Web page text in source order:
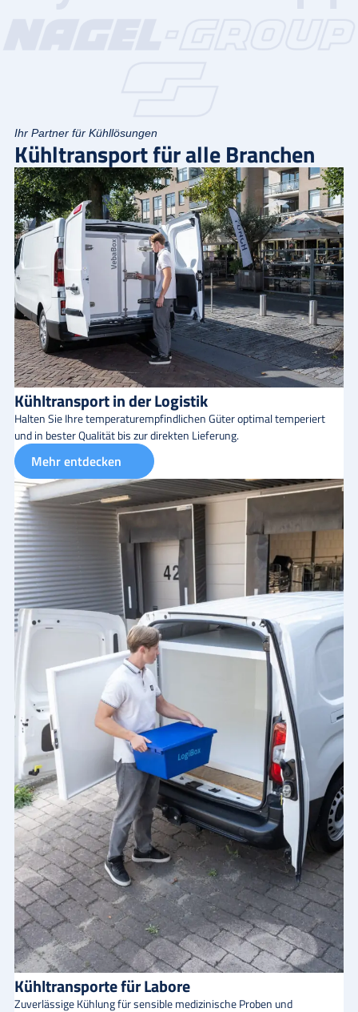
Ihr Partner für Kühllösungen
Kühltransport für alle Branchen
Kühltransport in der Logistik
Halten Sie Ihre temperaturempfindlichen Güter optimal temperiert
und in bester Qualität bis zur direkten Lieferung.
Mehr entdecken
Kühltransporte für Labore
Zuverlässige Kühlung für sensible medizinische Proben und